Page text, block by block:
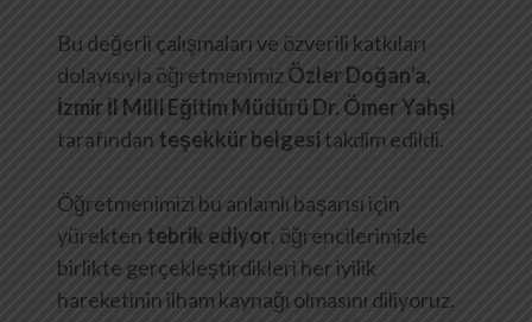
Bu değerli çalışmaları ve özverili katkıları
dolayısıyla öğretmenimizÖzler Doğan’a,
İzmir İl Milli Eğitim Müdürü Dr. Ömer Yahşi
tarafından teşekkür belgesitakdim edildi.
Öğretmenimizi bu anlamlı başarısı için
yürekten tebrik ediyor, öğrencilerimizle
birlikte gerçekleştirdikleri her iyilik
hareketinin ilham kaynağı olmasını diliyoruz.